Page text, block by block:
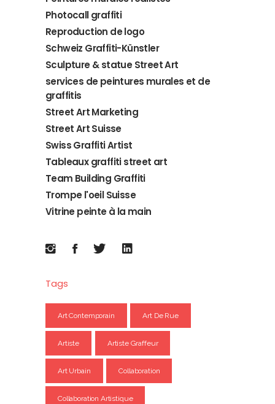
Photocall graffiti
Reproduction de logo
Schweiz Graffiti-Künstler
Sculpture & statue Street Art
services de peintures murales et de
graffitis
Street Art Marketing
Street Art Suisse
Swiss Graffiti Artist
Tableaux graffiti street art
Team Building Graffiti
Trompe l'oeil Suisse
Vitrine peinte à la main
Tags
Art Contemporain Art De Rue
Artiste Artiste Graffeur
Art Urbain Collaboration
Collaboration Artistique